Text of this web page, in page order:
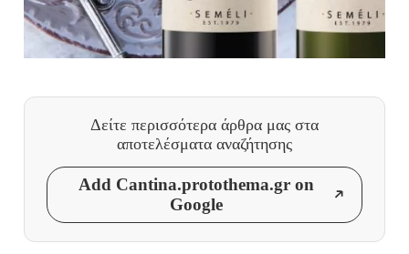
Δείτε περισσότερα άρθρα μας στα
αποτελέσματα αναζήτησης
Add Cantina.protothema.gr on
Google